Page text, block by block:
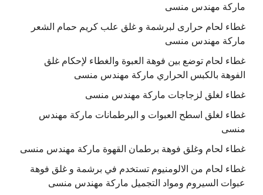
ماركة مهندس منسى
غطاء لحام حرارى لبرشمة و غلق علب كريم حمام الشعر
ماركة مهندس منسى
غطاء لحام توضع بين فوهة العبوة والغطاء لإحكام غلق
الفوهة بالكبس الحراري ماركة مهندس منسى
غطاء لغلق لزجاجات ماركة مهندس منسى
غطاء لغلق اسطح العبوات و البرطمانات ماركة مهندس
منسى
غطاء لحام وغلق فوهة برطمان القهوة ماركة مهندس منسى
غطاء لحام من الالومنيوم تستخدم في برشمة و غلق فوهة
عبوات السيروم ومواد التجميل ماركة مهندس منسى